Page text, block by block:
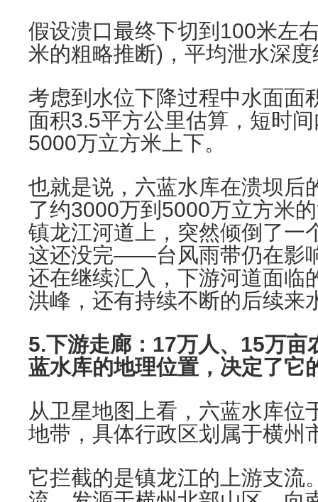
假设溃口最终下切到100米左
米的粗略推断)，平均泄水深
考虑到水位下降过程中水面面
面积3.5平方公里估算，短时
5000万立方米上下。
也就是说，六蓝水库在溃坝后
了约3000万到5000万立方米
镇龙江河道上，突然倾倒了一
这还没完——台风雨带仍在影
还在继续汇入，下游河道面临
洪峰，还有持续不断的后续来
5.下游走廊：17万人、15万亩
蓝水库的地理位置，决定了它
从卫星地图上看，六蓝水库位
地带，具体行政区划属于横州
它拦截的是镇龙江的上游支流